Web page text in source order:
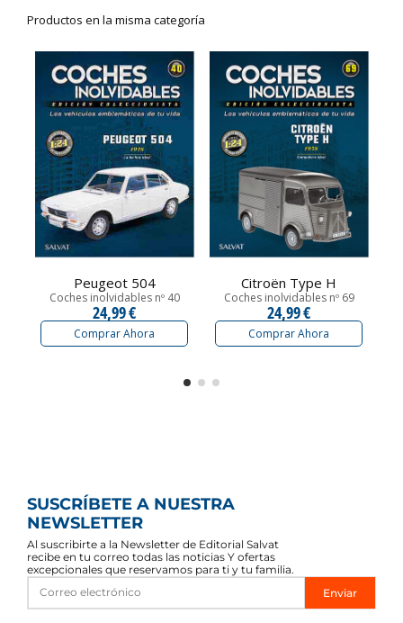
Productos en la misma categoría
Peugeot 504
Coches inolvidables nº 40
24,99 €
Comprar Ahora
Citroën Type H
Coches inolvidables nº 69
24,99 €
Comprar Ahora
SUSCRÍBETE A NUESTRA
NEWSLETTER
Al suscribirte a la Newsletter de Editorial Salvat
recibe en tu correo todas las noticias Y ofertas
excepcionales que reservamos para ti y tu familia.
Enviar